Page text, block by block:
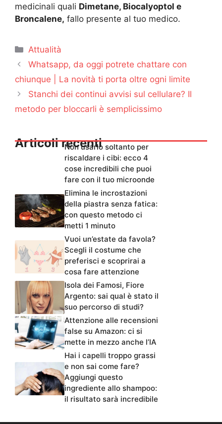
medicinali quali Dimetane, Biocalyoptol e
Broncalene, fallo presente al tuo medico.
Categorie
Attualità
Whatsapp, da oggi potrete chattare con
chiunque | La novità ti porta oltre ogni limite
Stanchi dei continui avvisi sul cellulare? Il
metodo per bloccarli è semplicissimo
Articoli recentiNon usarlo soltanto per
riscaldare i cibi: ecco 4
cose incredibili che puoi
fare con il tuo microonde
Elimina le incrostazioni
della piastra senza fatica:
con questo metodo ci
metti 1 minuto
Vuoi un’estate da favola?
Scegli il costume che
preferisci e scoprirai a
cosa fare attenzione
Isola dei Famosi, Fiore
Argento: sai qual è stato il
suo percorso di studi?
Attenzione alle recensioni
false su Amazon: ci si
mette in mezzo anche l’IA
Hai i capelli troppo grassi
e non sai come fare?
Aggiungi questo
ingrediente allo shampoo:
il risultato sarà incredibile